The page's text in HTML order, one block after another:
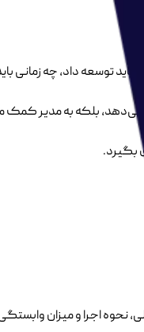
داد، چه زمانی
نمی‌دهد، بلکه به مدیر
بگیرد.
نحوه اجرا و میزان